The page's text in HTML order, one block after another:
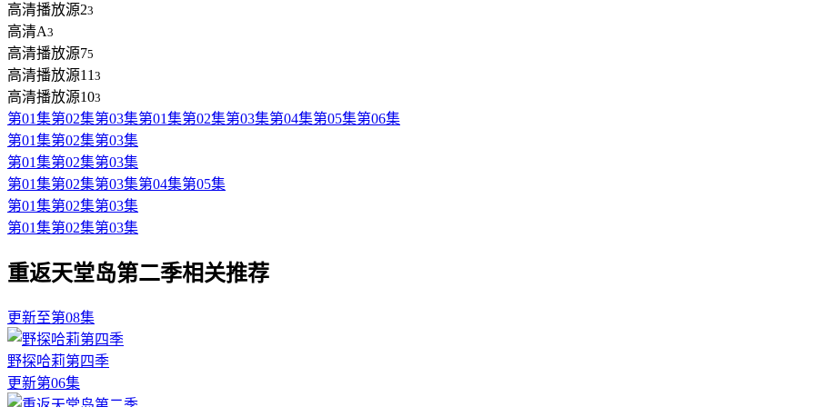
高清播放源23
高清A3
高清播放源75
高清播放源11 3
高清播放源103
第01集第02集第03集第01集第02集第03集第04集第05集第06集
第01集第02集第03集
第01集第02集第03集
第01集第02集第03集第04集第05集
第01集第02集第03集
第01集第02集第03集
重返天堂岛第二季相关推荐
更新至第08集
野探哈莉第四季
更新第06集